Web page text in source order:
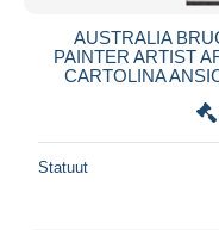
AUSTRALIA
PAINTER ARTIST
CARTOLINA
Statuut